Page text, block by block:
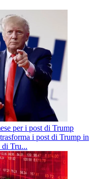
per i post di Trump
i post di Trump in
di Tru...